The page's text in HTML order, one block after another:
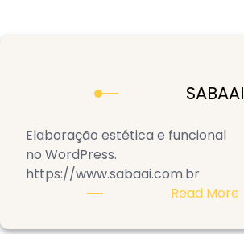
SABAAI
Elaboração estética e funcional
no WordPress.
https://www.sabaai.com.br
Read More: